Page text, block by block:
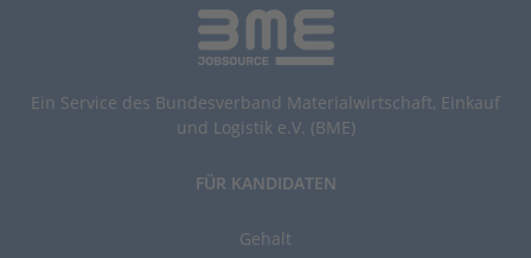
Ein Service des Bundesverband Materialwirtschaft, Einkauf
und Logistik e.V. (BME)
FÜR KANDIDATEN
Gehalt